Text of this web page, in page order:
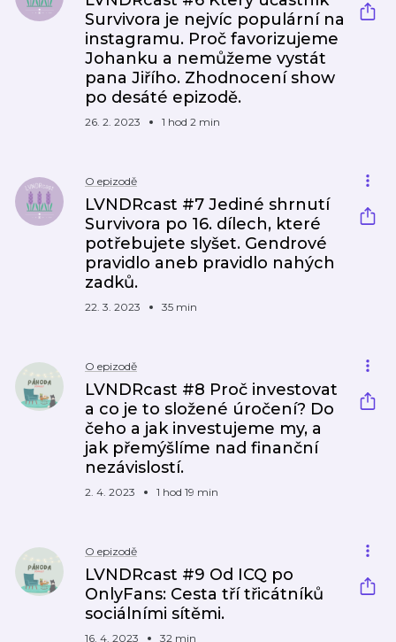
Survivora je nejvíc populární na
instagramu. Proč favorizujeme
Johanku a nemůžeme vystát
pana Jiřího. Zhodnocení show
po desáté epizodě.
26. 2. 2023 1 hod 2 min
O epizodě
LVNDRcast #7 Jediné shrnutí
Survivora po 16. dílech, které
potřebujete slyšet. Gendrové
pravidlo aneb pravidlo nahých
zadků.
22. 3. 2023 35 min
O epizodě
LVNDRcast #8 Proč investovat
a co je to složené úročení? Do
čeho a jak investujeme my, a
jak přemýšlíme nad finanční
nezávislostí.
2. 4. 2023 1 hod 19 min
O epizodě
LVNDRcast #9 Od ICQ po
OnlyFans: Cesta tří třicátníků
sociálními sítěmi.
16. 4. 2023 32 min